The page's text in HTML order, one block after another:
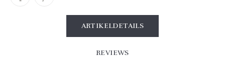
ARTIKELDETAILS
REVIEWS